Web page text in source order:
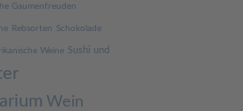
Gaumenfreuden
Rebsorten Schokolade
Weine Sushi und
Wein